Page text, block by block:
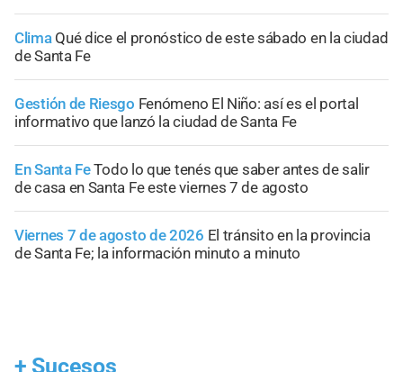
Clima Qué dice el pronóstico de este sábado en la ciudad
de Santa Fe
Gestión de Riesgo Fenómeno El Niño: así es el portal
informativo que lanzó la ciudad de Santa Fe
En Santa FeTodo lo que tenés que saber antes de salir
de casa en Santa Fe este viernes 7 de agosto
Viernes 7 de agosto de 2026 El tránsito en la provincia
de Santa Fe; la información minuto a minuto
+ Sucesos